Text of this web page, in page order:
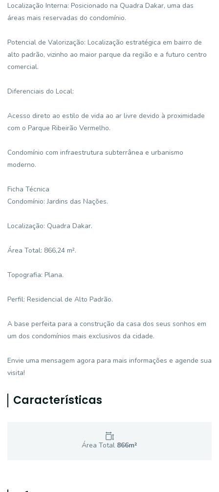
Localização Interna: Posicionado na Quadra Dakar, uma das
áreas mais reservadas do condomínio.
Potencial de Valorização: Localização estratégica em bairro de
alto padrão, vizinho ao maior parque da região e a futuro centro
comercial.
Diferenciais do Local:
Acesso direto ao estilo de vida ao ar livre devido à proximidade
com o Parque Ribeirão Vermelho.
Condomínio com infraestrutura subterrânea e urbanismo
moderno.
Ficha Técnica
Condomínio: Jardins das Nações.
Localização: Quadra Dakar.
Área Total: 866,24 m².
Topografia: Plana.
Perfil: Residencial de Alto Padrão.
A base perfeita para a construção da casa dos seus sonhos em
um dos condomínios mais exclusivos da cidade.
Envie uma mensagem agora para mais informações e agende sua
visita!
Características
Área Total 866m²